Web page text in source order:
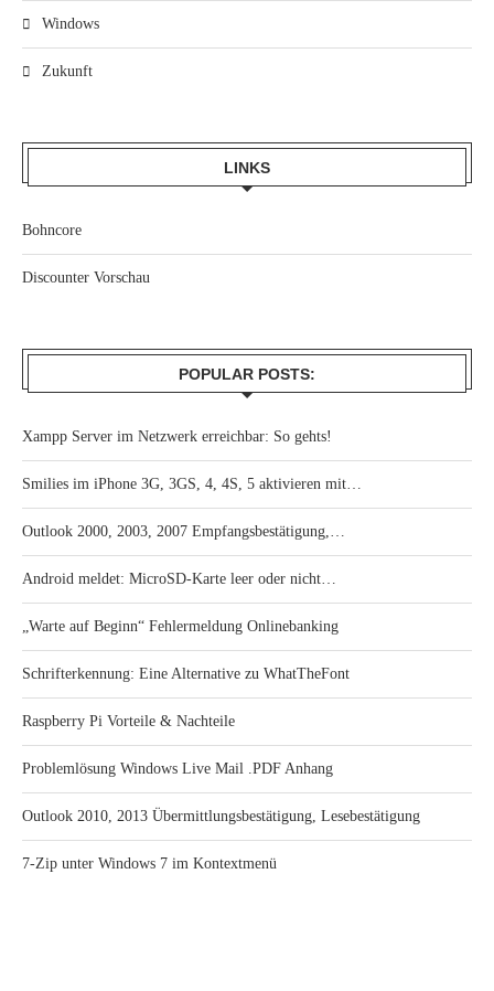
Windows
Zukunft
LINKS
Bohncore
Discounter Vorschau
POPULAR POSTS:
Xampp Server im Netzwerk erreichbar: So gehts!
Smilies im iPhone 3G, 3GS, 4, 4S, 5 aktivieren mit…
Outlook 2000, 2003, 2007 Empfangsbestätigung,…
Android meldet: MicroSD-Karte leer oder nicht…
„Warte auf Beginn“ Fehlermeldung Onlinebanking
Schrifterkennung: Eine Alternative zu WhatTheFont
Raspberry Pi Vorteile & Nachteile
Problemlösung Windows Live Mail .PDF Anhang
Outlook 2010, 2013 Übermittlungsbestätigung, Lesebestätigung
7-Zip unter Windows 7 im Kontextmenü